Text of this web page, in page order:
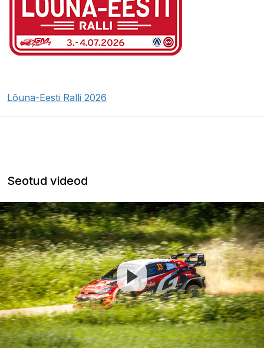
Lõuna-Eesti Ralli 2026
Seotud videod